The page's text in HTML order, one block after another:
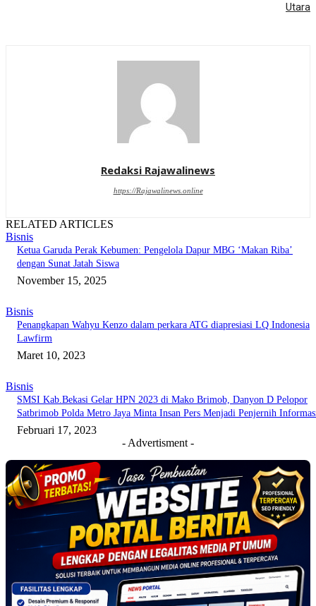
Utara
Redaksi Rajawalinews
https://Rajawalinews.online
RELATED ARTICLES
Bisnis
Ketua Garuda Perak Kebumen: Pengelola Dapur MBG ‘Makan Riba’
dengan Sunat Jatah Siswa
November 15, 2025
Bisnis
Penangkapan Wahyu Kenzo dalam perkara ATG diapresiasi LQ Indonesia
Lawfirm
Maret 10, 2023
Bisnis
SMSI Kab.Bekasi Gelar HPN 2023 di Mako Brimob, Danyon D Pelopor
Satbrimob Polda Metro Jaya Minta Insan Pers Menjadi Penjernih
Februari 17, 2023
- Advertisment -